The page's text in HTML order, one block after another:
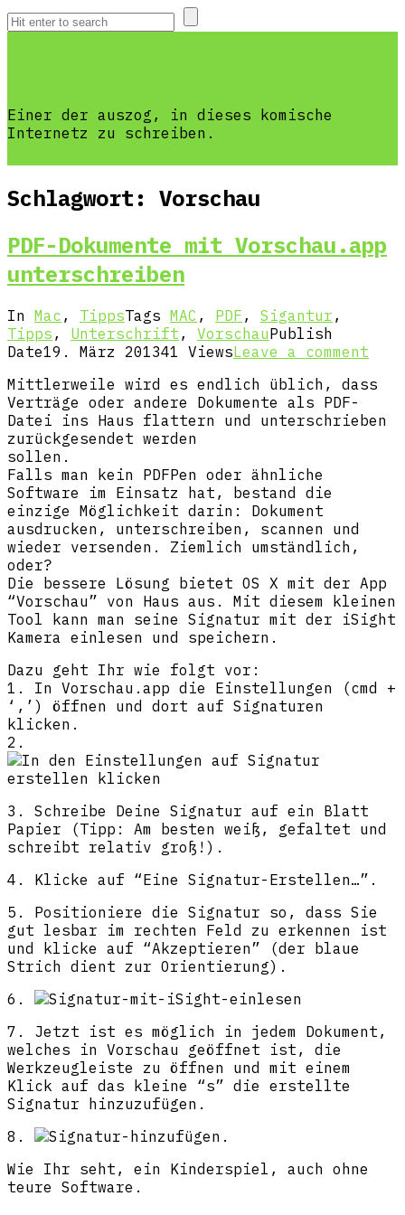
Einer der auszog, in dieses komische
Internetz zu schreiben.
Schlagwort: Vorschau
PDF-Dokumente mit Vorschau.app
unterschreiben
In Mac , TippsTags MAC , PDF , Sigantur ,
Tipps , Unterschrift , VorschauPublish
Date19. März 201341 ViewsLeave a comment
Mittlerweile wird es endlich üblich, dass
Verträge oder andere Dokumente als PDF-
Datei ins Haus flattern und unterschrieben
zurückgesendet werden
sollen.
Falls man kein PDFPen oder ähnliche
Software im Einsatz hat, bestand die
einzige Möglichkeit darin: Dokument
ausdrucken, unterschreiben, scannen und
wieder versenden. Ziemlich umständlich,
oder?
Die bessere Lösung bietet OS X mit der App
“Vorschau” von Haus aus. Mit diesem kleinen
Tool kann man seine Signatur mit der iSight
Kamera einlesen und speichern.
Dazu geht Ihr wie folgt vor:
1. In Vorschau.app die Einstellungen (cmd +
‘,’) öffnen und dort auf Signaturen
klicken.
2.
3. Schreibe Deine Signatur auf ein Blatt
Papier (Tipp: Am besten weiß, gefaltet und
schreibt relativ groß!).
4. Klicke auf “Eine Signatur-Erstellen…”.
5. Positioniere die Signatur so, dass Sie
gut lesbar im rechten Feld zu erkennen ist
und klicke auf “Akzeptieren” (der blaue
Strich dient zur Orientierung).
6.
7. Jetzt ist es möglich in jedem Dokument,
welches in Vorschau geöffnet ist, die
Werkzeugleiste zu öffnen und mit einem
Klick auf das kleine “s” die erstellte
Signatur hinzuzufügen.
8.
Wie Ihr seht, ein Kinderspiel, auch ohne
teure Software.